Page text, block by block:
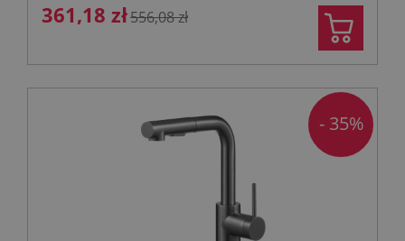
361,18 zł556,08 zł
- 35%